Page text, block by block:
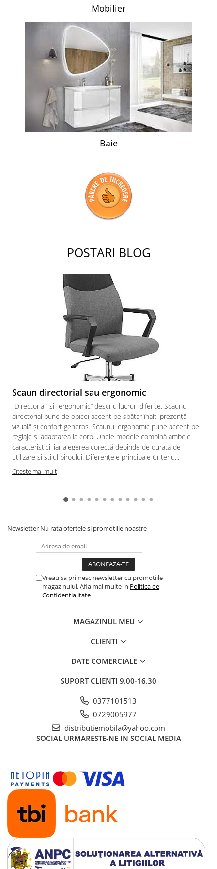
Mobilier
Baie
POSTARI BLOG
Scaun directorial sau ergonomic
„Directorial” și „ergonomic” descriu lucruri diferite. Scaunul
directorial pune de obicei accent pe spătar înalt, prezență
vizuală și confort generos. Scaunul ergonomic pune accent pe
reglaje și adaptarea la corp. Unele modele combină ambele
caracteristici, iar alegerea corectă depinde de durata de
utilizare și stilul biroului. Diferențele principale Criteriu...
Citeste mai mult
Newsletter Nu rata ofertele si promotiile noastre
Vreau sa primesc newsletter cu promotiile
magazinului. Afla mai multe in Politica de
Confidentialitate
MAGAZINUL MEU
CLIENTI
DATE COMERCIALE
SUPORT CLIENTI 9.00-16.30
0377101513
0729005977
distributiemobila@yahoo.com
SOCIAL URMARESTE-NE IN SOCIAL MEDIA